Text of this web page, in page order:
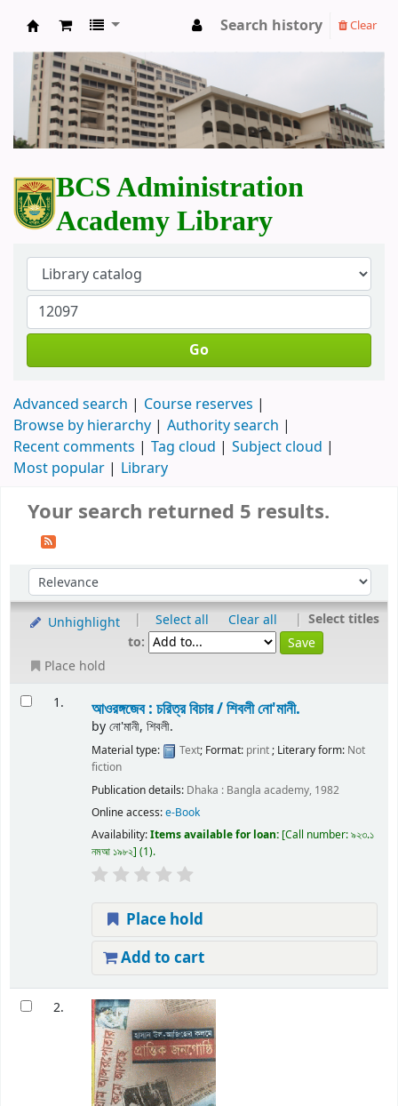
BCS Administration Academy Library
Search history Clear
BCS Administration
Academy Library
Go
Advanced search
Course reserves
Browse by hierarchy
Authority search
Recent comments
Tag cloud
Subject cloud
Most popular
Library
Your search returned 5 results.
Unhighlight | Select all Clear all | Select titles
to:
Place hold
1.
আওরঙ্গজেব : চরিত্র বিচার /শিবলী নো'মানী.
byনো'মানী, শিবলী.
Material type: Text; Format: print; Literary form: Not
fiction
Publication details: Dhaka : Bangla academy, 1982
Online access:e-Book
Availability:Items available for loan: Call number:৯২৩.১
নমআ ১৯৮২ (1).
Place hold
Add to cart
2.